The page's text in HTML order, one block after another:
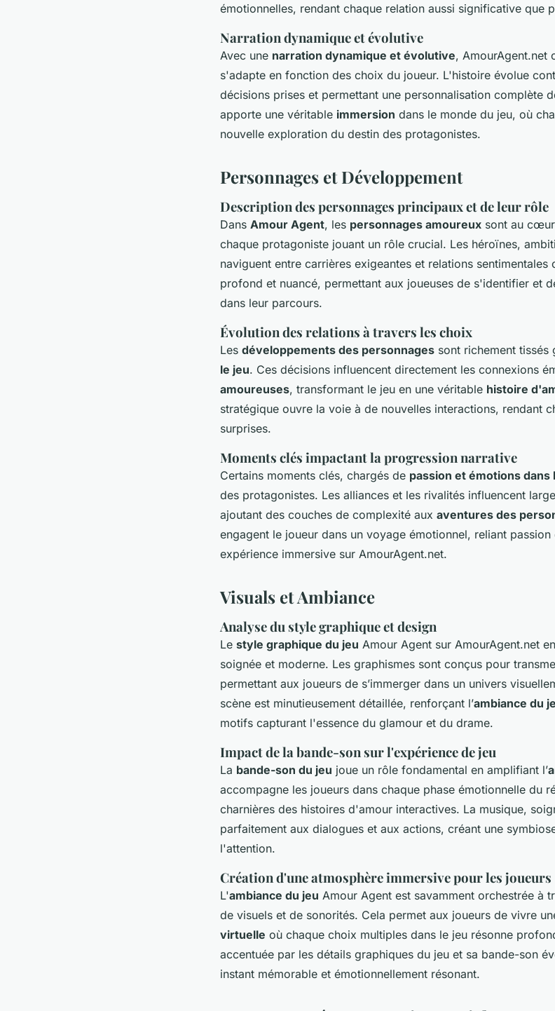
émotionnelles, rendant chaque relation aussi significative que
Narration dynamique et évolutive
Avec une narration dynamique et évolutive, AmourAgent.net
s'adapte en fonction des choix du joueur. L'histoire évolue
décisions prises et permettant une personnalisation complète
apporte une véritable immersion dans le monde du jeu, où
nouvelle exploration du destin des protagonistes.
Personnages et Développement
Description des personnages principaux et de leur rôle
Dans Amour Agent, les personnages amoureux sont au
chaque protagoniste jouant un rôle crucial. Les héroïnes,
naviguent entre carrières exigeantes et relations
profond et nuancé, permettant aux joueuses de s'identifier et
dans leur parcours.
Évolution des relations à travers les choix
Les développements des personnages sont richement tissés
le jeu. Ces décisions influencent directement les connexions
amoureuses, transformant le jeu en une véritable histoire
stratégique ouvre la voie à de nouvelles interactions, rendant
surprises.
Moments clés impactant la progression narrative
Certains moments clés, chargés de passion et émotions dans
des protagonistes. Les alliances et les rivalités influencent
ajoutant des couches de complexité aux aventures des
engagent le joueur dans un voyage émotionnel, reliant
expérience immersive sur AmourAgent.net.
Visuals et Ambiance
Analyse du style graphique et design
Le style graphique du jeu Amour Agent sur AmourAgent.net
soignée et moderne. Les graphismes sont conçus pour
permettant aux joueurs de s’immerger dans un univers
scène est minutieusement détaillée, renforçant l’ambiance du
motifs capturant l'essence du glamour et du drame.
Impact de la bande-son sur l'expérience de jeu
La bande-son du jeu joue un rôle fondamental en amplifiant l’
accompagne les joueurs dans chaque phase émotionnelle du
charnières des histoires d'amour interactives. La musique,
parfaitement aux dialogues et aux actions, créant une
l'attention.
Création d'une atmosphère immersive pour les joueurs
L'ambiance du jeu Amour Agent est savamment orchestrée à
de visuels et de sonorités. Cela permet aux joueurs de vivre
virtuelle où chaque choix multiples dans le jeu résonne
accentuée par les détails graphiques du jeu et sa bande-son
instant mémorable et émotionnellement résonant.